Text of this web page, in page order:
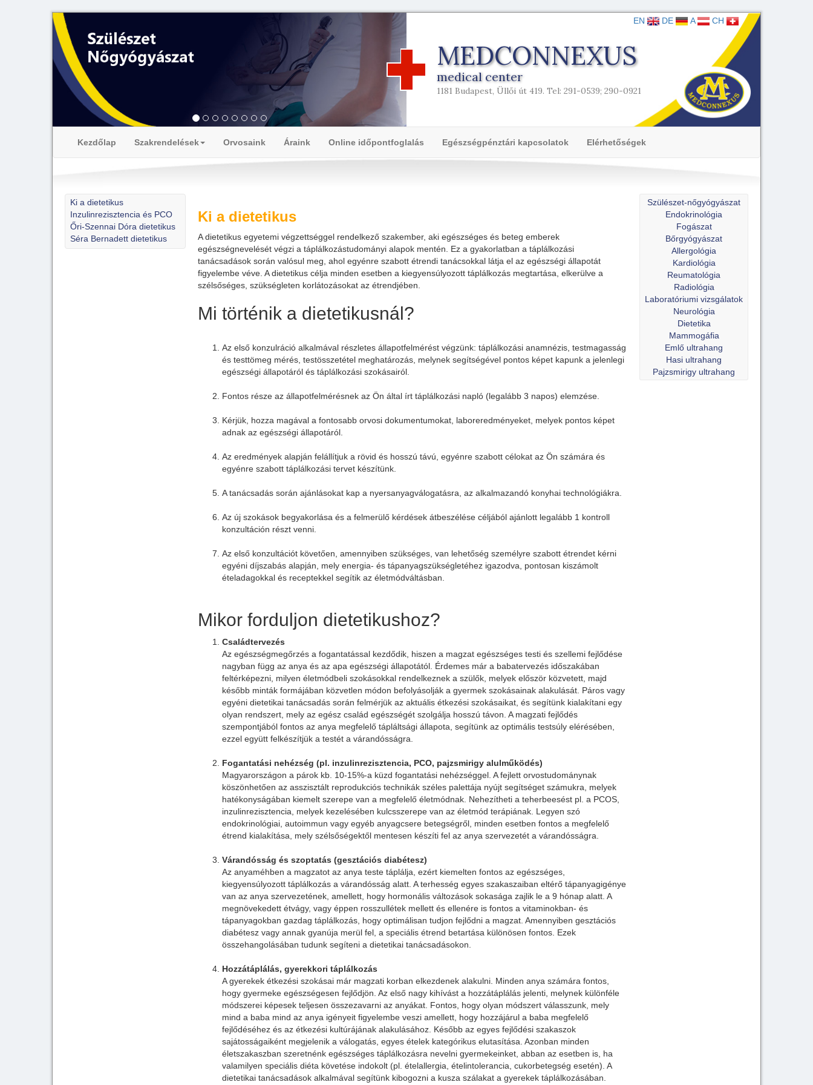
MEDCONNEXUS
medical center
1181 Budapest, Üllői út 419. Tel: 291-0539; 290-0921
EN DE A CH
Kezdőlap Szakrendelések Orvosaink Áraink Online időpontfoglalás Egészségpénztári kapcsolatok Elérhetőségek
Ki a dietetikus
Inzulinrezisztencia és PCO
Őri-Szennai Dóra dietetikus
Séra Bernadett dietetikus
Szülészet-nőgyógyászat
Endokrinológia
Fogászat
Bőrgyógyászat
Allergológia
Kardiológia
Reumatológia
Radiológia
Laboratóriumi vizsgálatok
Neurológia
Dietetika
Mammogáfia
Emlő ultrahang
Hasi ultrahang
Pajzsmirigy ultrahang
Ki a dietetikus
A dietetikus egyetemi végzettséggel rendelkező szakember, aki egészséges és beteg emberek
egészségnevelését végzi a táplálkozástudományi alapok mentén. Ez a gyakorlatban a táplálkozási
tanácsadások során valósul meg, ahol egyénre szabott étrendi tanácsokkal látja el az egészségi állapotát
figyelembe véve. A dietetikus célja minden esetben a kiegyensúlyozott táplálkozás megtartása, elkerülve a
szélsőséges, szükségleten korlátozásokat az étrendjében.
Mi történik a dietetikusnál?
Az első konzulráció alkalmával részletes állapotfelmérést végzünk: táplálkozási anamnézis, testmagasság
és testtömeg mérés, testösszetétel meghatározás, melynek segítségével pontos képet kapunk a jelenlegi
egészségi állapotáról és táplálkozási szokásairól.
Fontos része az állapotfelmérésnek az Ön által írt táplálkozási napló (legalább 3 napos) elemzése.
Kérjük, hozza magával a fontosabb orvosi dokumentumokat, laboreredményeket, melyek pontos képet
adnak az egészségi állapotáról.
Az eredmények alapján felállítjuk a rövid és hosszú távú, egyénre szabott célokat az Ön számára és
egyénre szabott táplálkozási tervet készítünk.
A tanácsadás során ajánlásokat kap a nyersanyagválogatásra, az alkalmazandó konyhai technológiákra.
Az új szokások begyakorlása és a felmerülő kérdések átbeszélése céljából ajánlott legalább 1 kontroll
konzultáción részt venni.
Az első konzultációt követően, amennyiben szükséges, van lehetőség személyre szabott étrendet kérni
egyéni díjszabás alapján, mely energia- és tápanyagszükségletéhez igazodva, pontosan kiszámolt
ételadagokkal és receptekkel segítik az életmódváltásban.
Mikor forduljon dietetikushoz?
Családtervezés
Az egészségmegőrzés a fogantatással kezdődik, hiszen a magzat egészséges testi és szellemi fejlődése
nagyban függ az anya és az apa egészségi állapotától. Érdemes már a babatervezés időszakában
feltérképezni, milyen életmódbeli szokásokkal rendelkeznek a szülők, melyek először közvetett, majd
később minták formájában közvetlen módon befolyásolják a gyermek szokásainak alakulását. Páros vagy
egyéni dietetikai tanácsadás során felmérjük az aktuális étkezési szokásaikat, és segítünk kialakítani egy
olyan rendszert, mely az egész család egészségét szolgálja hosszú távon. A magzati fejlődés
szempontjából fontos az anya megfelelő tápláltsági állapota, segítünk az optimális testsúly elérésében,
ezzel együtt felkészítjük a testét a várandósságra.
Fogantatási nehézség (pl. inzulinrezisztencia, PCO, pajzsmirigy alulműködés)
Magyarországon a párok kb. 10-15%-a küzd fogantatási nehézséggel. A fejlett orvostudománynak
köszönhetően az asszisztált reprodukciós technikák széles palettája nyújt segítséget számukra, melyek
hatékonyságában kiemelt szerepe van a megfelelő életmódnak. Nehezítheti a teherbeesést pl. a PCOS,
inzulinrezisztencia, melyek kezelésében kulcsszerepe van az életmód terápiának. Legyen szó
endokrinológiai, autoimmun vagy egyéb anyagcsere betegségről, minden esetben fontos a megfelelő
étrend kialakítása, mely szélsőségektől mentesen készíti fel az anya szervezetét a várandósságra.
Várandósság és szoptatás (gesztációs diabétesz)
Az anyaméhben a magzatot az anya teste táplálja, ezért kiemelten fontos az egészséges,
kiegyensúlyozott táplálkozás a várandósság alatt. A terhesség egyes szakaszaiban eltérő tápanyagigénye
van az anya szervezetének, amellett, hogy hormonális változások sokasága zajlik le a 9 hónap alatt. A
megnövekedett étvágy, vagy éppen rosszullétek mellett és ellenére is fontos a vitaminokban- és
tápanyagokban gazdag táplálkozás, hogy optimálisan tudjon fejlődni a magzat. Amennyiben gesztációs
diabétesz vagy annak gyanúja merül fel, a speciális étrend betartása különösen fontos. Ezek
összehangolásában tudunk segíteni a dietetikai tanácsadásokon.
Hozzátáplálás, gyerekkori táplálkozás
A gyerekek étkezési szokásai már magzati korban elkezdenek alakulni. Minden anya számára fontos,
hogy gyermeke egészségesen fejlődjön. Az első nagy kihívást a hozzátáplálás jelenti, melynek különféle
módszerei képesek teljesen összezavarni az anyákat. Fontos, hogy olyan módszert válasszunk, mely
mind a baba mind az anya igényeit figyelembe veszi amellett, hogy hozzájárul a baba megfelelő
fejlődéséhez és az étkezési kultúrájának alakulásához. Később az egyes fejlődési szakaszok
sajátosságaiként megjelenik a válogatás, egyes ételek kategórikus elutasítása. Azonban minden
életszakaszban szeretnénk egészséges táplálkozásra nevelni gyermekeinket, abban az esetben is, ha
valamilyen speciális diéta követése indokolt (pl. ételallergia, ételintolerancia, cukorbetegség esetén). A
dietetikai tanácsadások alkalmával segítünk kibogozni a kusza szálakat a gyerekek táplálkozásában.